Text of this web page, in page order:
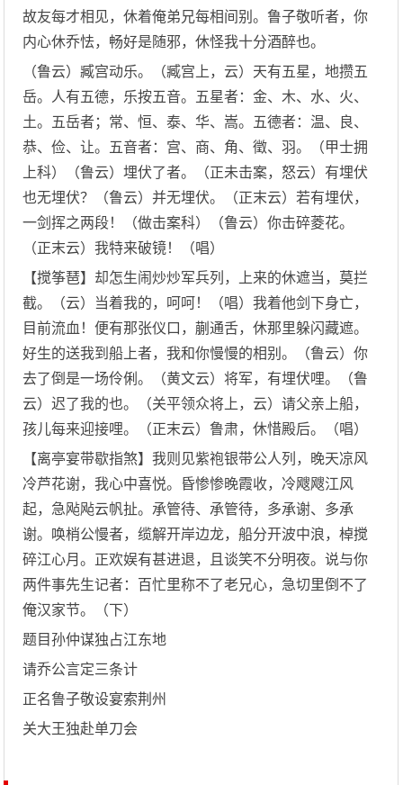
故友每才相见，休着俺弟兄每相间别。鲁子敬听者，你
内心休乔怯，畅好是随邪，休怪我十分酒醉也。
（鲁云）臧宫动乐。（臧宫上，云）天有五星，地攒五
岳。人有五德，乐按五音。五星者：金、木、水、火、
土。五岳者；常、恒、泰、华、嵩。五德者：温、良、
恭、俭、让。五音者：宫、商、角、徵、羽。（甲士拥
上科）（鲁云）埋伏了者。（正未击案，怒云）有埋伏
也无埋伏？（鲁云）并无埋伏。（正末云）若有埋伏，
一剑挥之两段！（做击案科）（鲁云）你击碎菱花。
（正末云）我特来破镜！（唱）
【搅筝琶】却怎生闹炒炒军兵列，上来的休遮当，莫拦
截。（云）当着我的，呵呵！（唱）我着他剑下身亡，
目前流血！便有那张仪口，蒯通舌，休那里躲闪藏遮。
好生的送我到船上者，我和你慢慢的相别。（鲁云）你
去了倒是一场伶俐。（黄文云）将军，有埋伏哩。（鲁
云）迟了我的也。（关平领众将上，云）请父亲上船，
孩儿每来迎接哩。（正末云）鲁肃，休惜殿后。（唱）
【离亭宴带歇指煞】我则见紫袍银带公人列，晚天凉风
冷芦花谢，我心中喜悦。昏惨惨晚霞收，冷飕飕江风
起，急飐飐云帆扯。承管待、承管待，多承谢、多承
谢。唤梢公慢者，缆解开岸边龙，船分开波中浪，棹搅
碎江心月。正欢娱有甚进退，且谈笑不分明夜。说与你
两件事先生记者：百忙里称不了老兄心，急切里倒不了
俺汉家节。（下）
题目孙仲谋独占江东地
请乔公言定三条计
正名鲁子敬设宴索荆州
关大王独赴单刀会